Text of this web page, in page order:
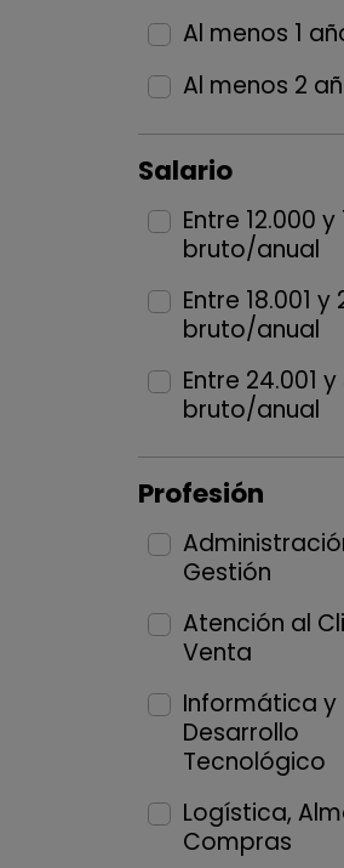
Al menos 1
Al menos 2
Salario
Entre 12.000
bruto/anual
Entre 18.001
bruto/anual
Entre 24.001
bruto/anual
Profesión
Gestión
Atención al
Venta
Informática y
Desarrollo
Tecnológico
Logística,
Compras